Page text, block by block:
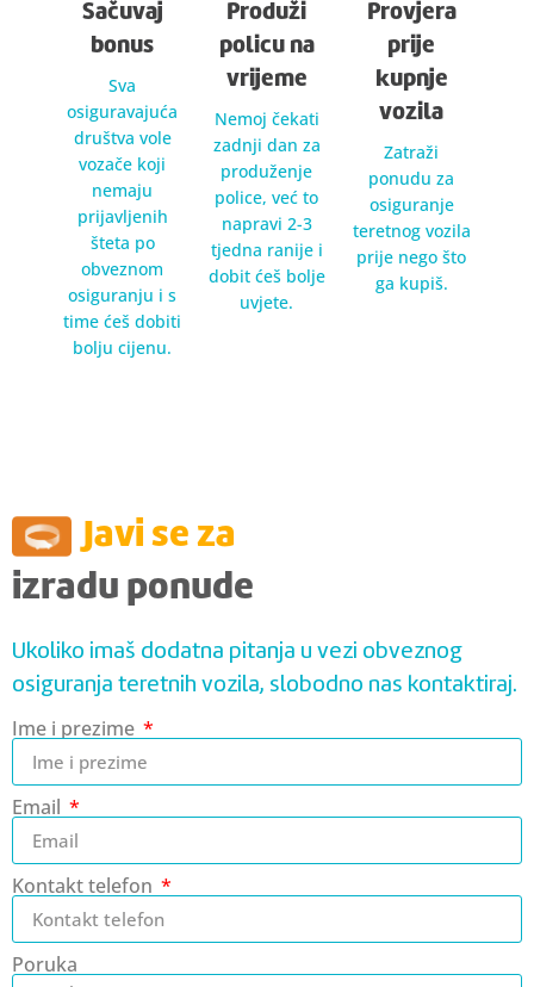
Sačuvaj
bonus
Sva
osiguravajuća
društva vole
vozače koji
nemaju
prijavljenih
šteta po
obveznom
osiguranju i s
time ćeš dobiti
bolju cijenu.
Produži
policu na
vrijeme
Nemoj čekati
zadnji dan za
produženje
police, već to
napravi 2-3
tjedna ranije i
dobit ćeš bolje
uvjete.
Provjera
prije
kupnje
vozila
Zatraži
ponudu za
osiguranje
teretnog vozila
prije nego što
ga kupiš.
Javi se za
izradu ponude
Ukoliko imaš dodatna pitanja u vezi obveznog
osiguranja teretnih vozila, slobodno nas kontaktiraj.
Ime i prezime
Email
Kontakt telefon
Poruka